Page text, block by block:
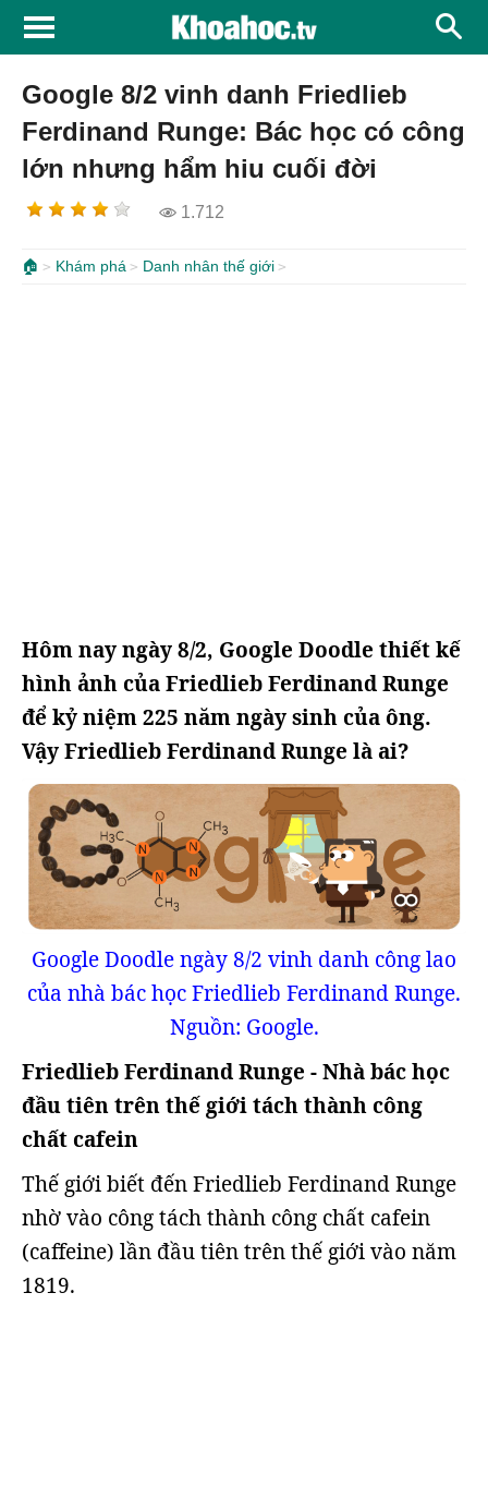
Google 8/2 vinh danh Friedlieb
Ferdinand Runge: Bác học có công
lớn nhưng hẩm hiu cuối đời
1.712
🏠 Khám phá Danh nhân thế giới
Hôm nay ngày 8/2, Google Doodle thiết kế
hình ảnh của Friedlieb Ferdinand Runge
để kỷ niệm 225 năm ngày sinh của ông.
Vậy Friedlieb Ferdinand Runge là ai?
Google Doodle ngày 8/2 vinh danh công lao
của nhà bác học Friedlieb Ferdinand Runge.
Nguồn: Google.
Friedlieb Ferdinand Runge - Nhà bác học
đầu tiên trên thế giới tách thành công
chất cafein
Thế giới biết đến Friedlieb Ferdinand Runge
nhờ vào công tách thành công chất cafein
(caffeine) lần đầu tiên trên thế giới vào năm
1819.